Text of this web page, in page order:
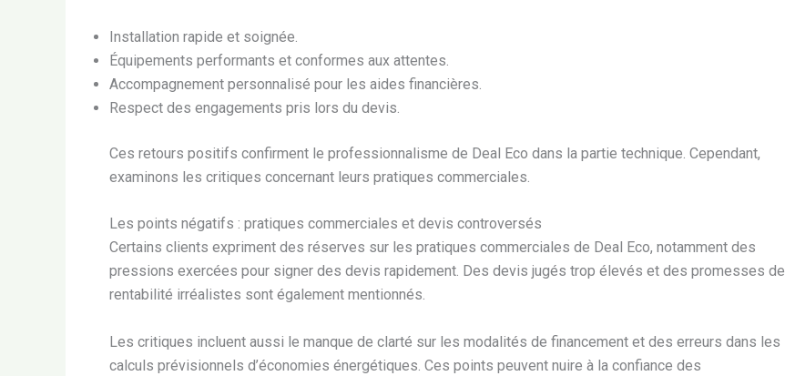
Installation rapide et soignée.
Équipements performants et conformes aux attentes.
Accompagnement personnalisé pour les aides financières.
Respect des engagements pris lors du devis.
Ces retours positifs confirment le professionnalisme de Deal Eco dans la partie technique. Cependant,
examinons les critiques concernant leurs pratiques commerciales.
Les points négatifs : pratiques commerciales et devis controversés
Certains clients expriment des réserves sur les pratiques commerciales de Deal Eco, notamment des
pressions exercées pour signer des devis rapidement. Des devis jugés trop élevés et des promesses de
rentabilité irréalistes sont également mentionnés.
Les critiques incluent aussi le manque de clarté sur les modalités de financement et des erreurs dans les
calculs prévisionnels d’économies énergétiques. Ces points peuvent nuire à la confiance des